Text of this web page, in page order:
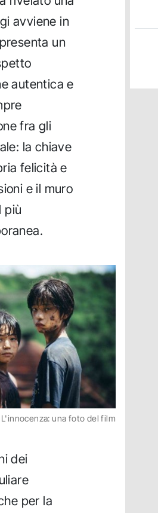
avviene in
un
autentica e
fra gli
la chiave
felicità e
e il muro
più
L'innocenza: una foto del film
dei
per la